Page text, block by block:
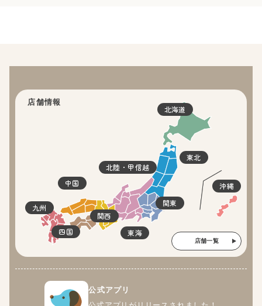
店舗情報
北海道
東北
関東
北陸・甲信越
東海
関西
四国
中国
九州
沖縄
店舗一覧
公式アプリ